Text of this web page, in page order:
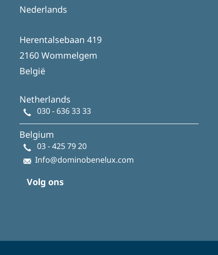
Nederlands
Herentalsebaan 419
2160 Wommelgem
België
Netherlands
030 - 636 33 33
Belgium
03 - 425 79 20
Info@dominobenelux.com
Volg ons